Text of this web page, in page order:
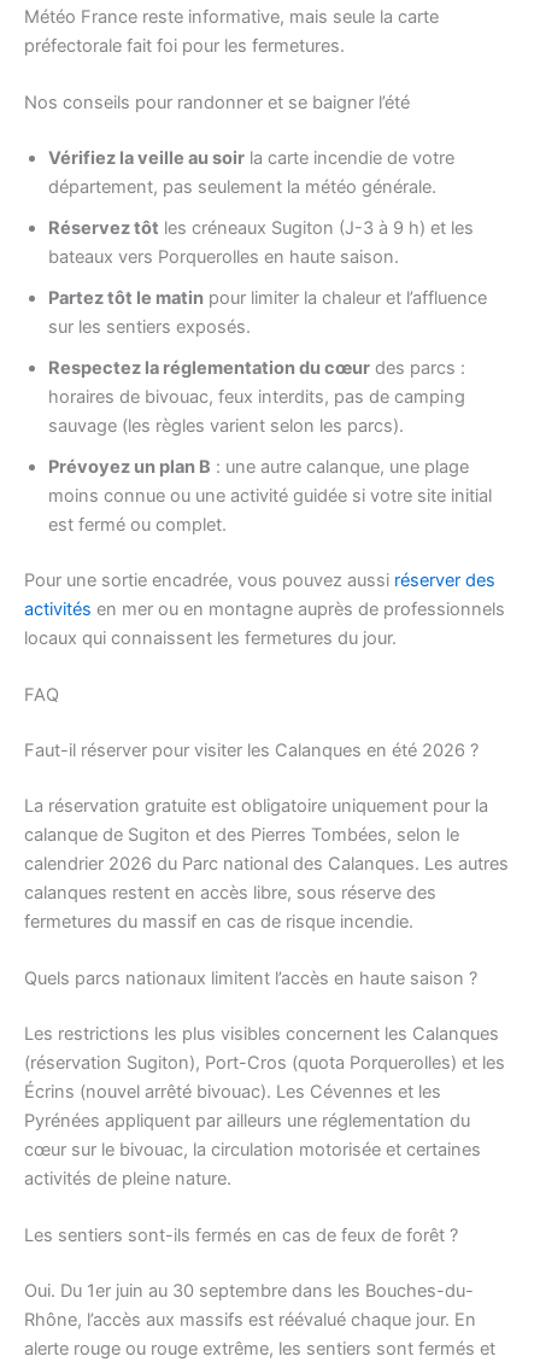
Météo France reste informative, mais seule la carte
préfectorale fait foi pour les fermetures.
Nos conseils pour randonner et se baigner l’été
Vérifiez la veille au soir la carte incendie de votre
département, pas seulement la météo générale.
Réservez tôt les créneaux Sugiton (J-3 à 9 h) et les
bateaux vers Porquerolles en haute saison.
Partez tôt le matin pour limiter la chaleur et l’affluence
sur les sentiers exposés.
Respectez la réglementation du cœur des parcs :
horaires de bivouac, feux interdits, pas de camping
sauvage (les règles varient selon les parcs).
Prévoyez un plan B : une autre calanque, une plage
moins connue ou une activité guidée si votre site initial
est fermé ou complet.
Pour une sortie encadrée, vous pouvez aussi réserver des
activités en mer ou en montagne auprès de professionnels
locaux qui connaissent les fermetures du jour.
FAQ
Faut-il réserver pour visiter les Calanques en été 2026 ?
La réservation gratuite est obligatoire uniquement pour la
calanque de Sugiton et des Pierres Tombées, selon le
calendrier 2026 du Parc national des Calanques. Les autres
calanques restent en accès libre, sous réserve des
fermetures du massif en cas de risque incendie.
Quels parcs nationaux limitent l’accès en haute saison ?
Les restrictions les plus visibles concernent les Calanques
(réservation Sugiton), Port-Cros (quota Porquerolles) et les
Écrins (nouvel arrêté bivouac). Les Cévennes et les
Pyrénées appliquent par ailleurs une réglementation du
cœur sur le bivouac, la circulation motorisée et certaines
activités de pleine nature.
Les sentiers sont-ils fermés en cas de feux de forêt ?
Oui. Du 1er juin au 30 septembre dans les Bouches-du-
Rhône, l’accès aux massifs est réévalué chaque jour. En
alerte rouge ou rouge extrême, les sentiers sont fermés et